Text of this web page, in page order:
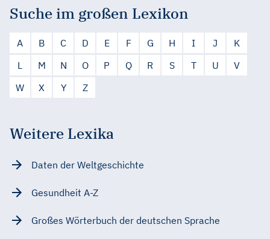
Suche im großen Lexikon
A B C D E F G H I J
K
L
M N O P Q R S T U
V
W
X Y Z
Weitere Lexika
Daten der Weltgeschichte
Gesundheit A-Z
Großes Wörterbuch der deutschen Sprache